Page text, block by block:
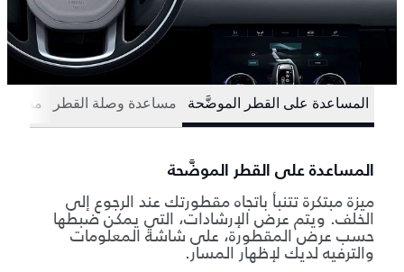
المساعدة على القطر الموضَّحة مساعدة وصلة القطر
المساعدة على القطر الموضَّحة
ميزة مبتكرة تتنبأ باتجاه مقطورتك عند الرجوع إلى
الخلف. ويتم عرض الإرشادات، التي يمكن ضبطها
حسب عرض المقطورة، على شاشة المعلومات
والترفيه لديك لإظهار المسار.